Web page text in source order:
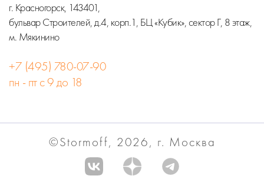
г. Красногорск, 143401,
бульвар Строителей, д.4, корп.1, БЦ «Кубик», сектор Г, 8 этаж,
м. Мякинино
+7 (495) 780-07-90
пн - пт с 9 до 18
©Stormoff, 2026, г. Москва